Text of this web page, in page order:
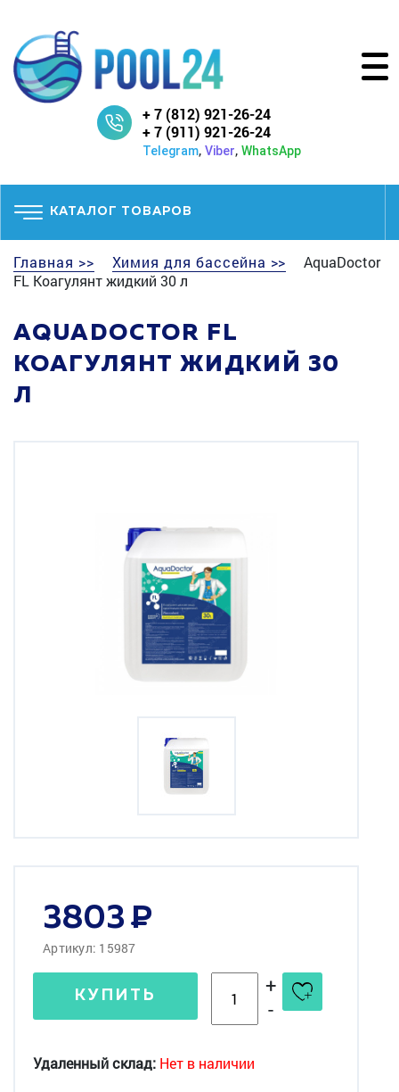
+ 7 (812) 921-26-24
+ 7 (911) 921-26-24
Telegram, Viber, WhatsApp
КАТАЛОГ ТОВАРОВ
Главная >> Химия для бассейна >>
AquaDoctor
FL Коагулянт жидкий 30 л
AQUADOCTOR FL
КОАГУЛЯНТ ЖИДКИЙ 30
Л
3803
Артикул: 15987
КУПИТЬ
+
-
Удаленный склад: Нет в наличии